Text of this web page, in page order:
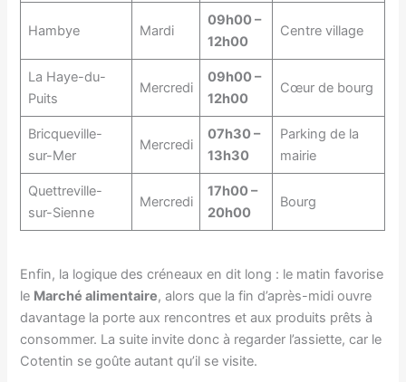
Hambye Mardi
09h00 –
12h00
Centre village
La Haye-du-
Puits
Mercredi
09h00 –
12h00
Cœur de bourg
Bricqueville-
sur-Mer
Mercredi
07h30 –
13h30
Parking de la
mairie
Quettreville-
sur-Sienne
Mercredi
17h00 –
20h00
Bourg
Enfin, la logique des créneaux en dit long : le matin favorise
le Marché alimentaire, alors que la fin d’après-midi ouvre
davantage la porte aux rencontres et aux produits prêts à
consommer. La suite invite donc à regarder l’assiette, car le
Cotentin se goûte autant qu’il se visite.